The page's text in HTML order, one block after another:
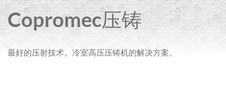
Copromec压铸
最好的压射技术。冷室高压压铸机的解决方案。